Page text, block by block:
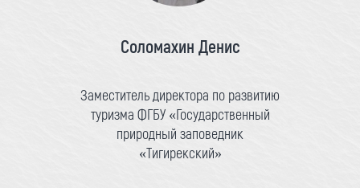
Соломахин Денис
Заместитель директора по развитию
туризма ФГБУ «Государственный
природный заповедник
«Тигирекский»